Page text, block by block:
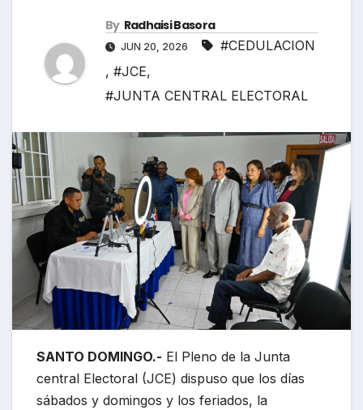
By Radhaisi Basora
JUN 20, 2026
#CEDULACION
, #JCE,
#JUNTA CENTRAL ELECTORAL
SANTO DOMINGO.- El Pleno de la Junta
central Electoral (JCE) dispuso que los días
sábados y domingos y los feriados, la